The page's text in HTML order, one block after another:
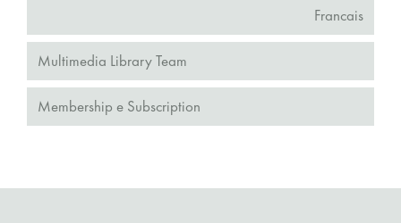
Francais
Multimedia Library Team
Membership e Subscription